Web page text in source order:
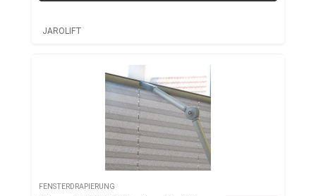
JAROLIFT
FENSTERDRAPIERUNG